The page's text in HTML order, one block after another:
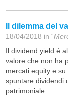
Il dilemma del
18/04/2018 in “
Il dividend yield è
valore che non ha
mercati equity e
spuntare dividendi
patrimoniale.